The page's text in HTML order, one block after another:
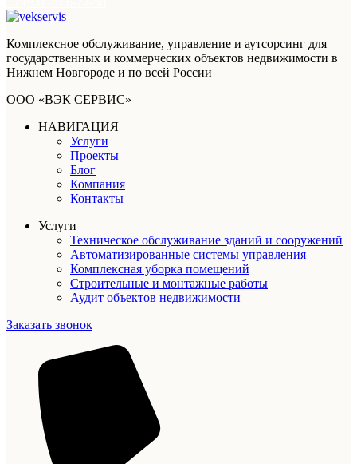
Комплексное обслуживание, управление и аутсорсинг для
государственных и коммерческих объектов недвижимости в
Нижнем Новгороде и по всей России
ООО «ВЭК СЕРВИС»
НАВИГАЦИЯ
Услуги
Проекты
Блог
Компания
Контакты
Услуги
Техническое обслуживание зданий и сооружений
Автоматизированные системы управления
Комплексная уборка помещений
Строительные и монтажные работы
Аудит объектов недвижимости
Заказать звонок